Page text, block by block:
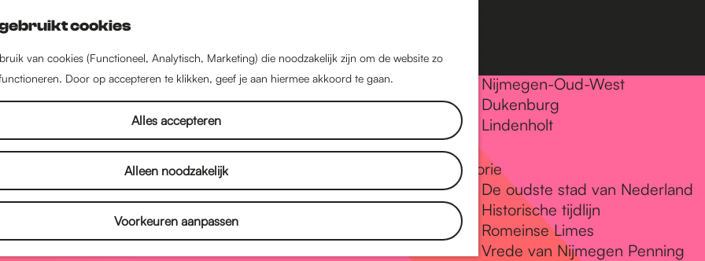
cookies
van cookies (Functioneel, Analytisch, Marketing) die noodzakelijk zijn om de website zo
Door op accepteren te klikken, geef je aan hiermee akkoord te gaan.
Alles accepteren
Alleen noodzakelijk
Voorkeuren aanpassen
o
e
k
n
a
a
r
M
n
Nijmegen-Oud-West
Dukenburg
Lindenholt
Historie
De oudste stad van Nederland
Historische tijdlijn
Romeinse Limes
Vrede van Nijmegen Penning